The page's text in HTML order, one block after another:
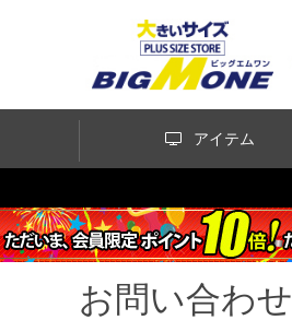
アイテム
お問い合わせ